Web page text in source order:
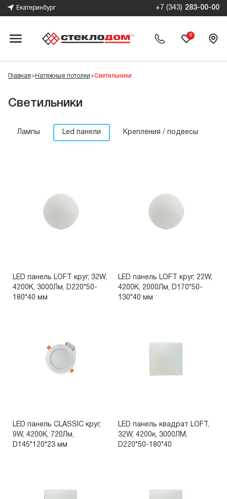
Екатеринбург +7 (343) 283-00-00
0
Главная> Натяжные потолки>Светильники
Светильники
Лампы Led панели Крепления / подвесы
LED панель LOFT круг, 32W,
4200К, 3000Лм, D220*50-
180*40 мм
LED панель LOFT круг, 22W,
4200К, 2000Лм, D170*50-
130*40 мм
LED панель CLASSIC круг,
9W, 4200К, 720Лм,
D145*120*23 мм
LED панель квадрат LOFT,
32W, 4200к, 3000ЛМ,
D220*50-180*40